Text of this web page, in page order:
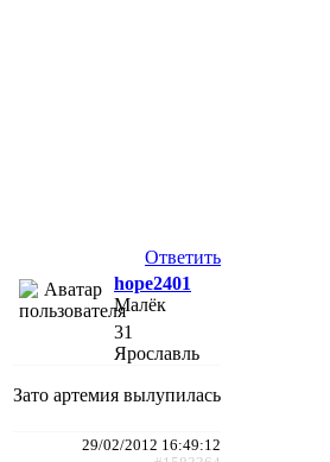
Ответить
hope2401
Малёк
31
Ярославль
Зато артемия вылупилась
29/02/2012 16:49:12